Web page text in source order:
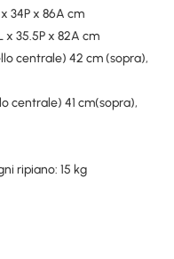
34P x 86A cm
x 35.5P x 82A cm
centrale) 42 cm (sopra),
centrale) 41 cm(sopra),
ripiano: 15 kg